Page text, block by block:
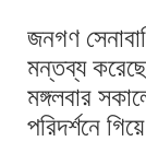
জনগণ
মন্তব্য
মঙ্গলবার
পরিদর্শনে